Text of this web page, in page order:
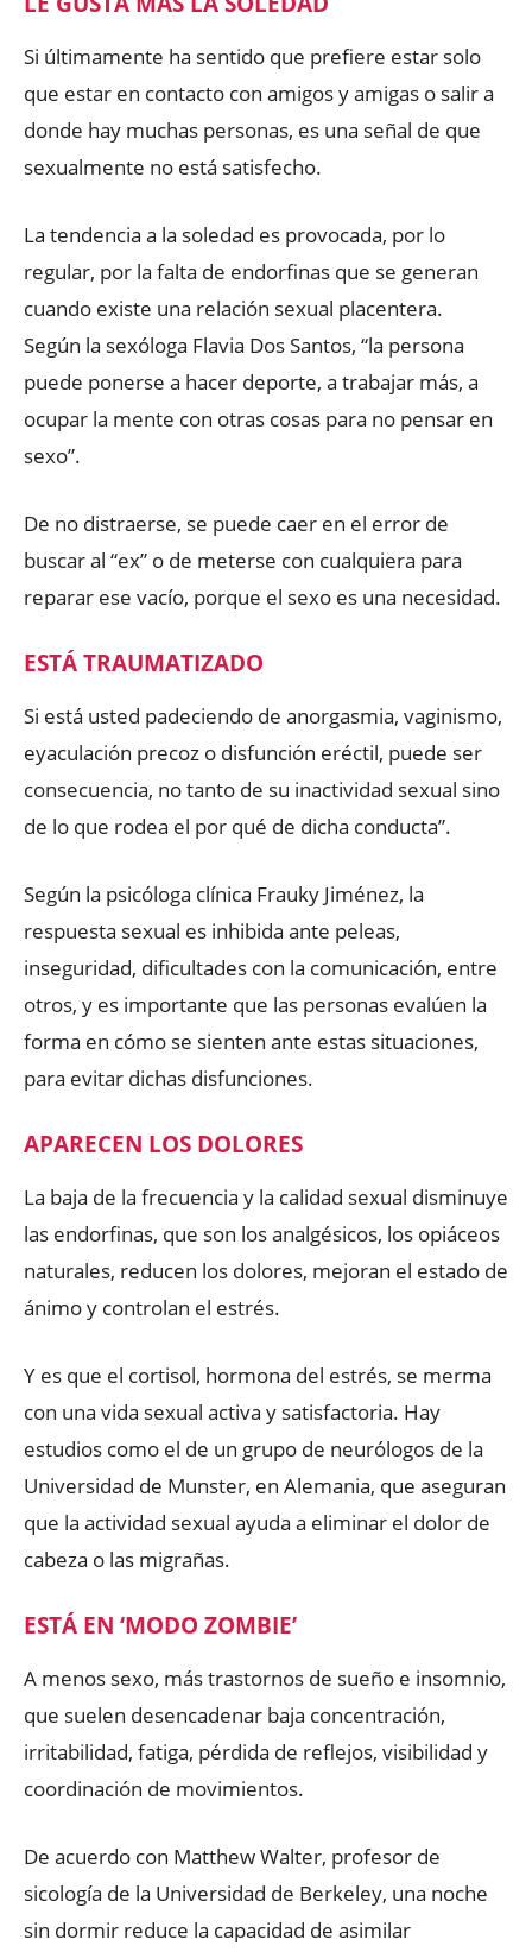
Si últimamente ha sentido que prefiere estar solo
que estar en contacto con amigos y amigas o salir a
donde hay muchas personas, es una señal de que
sexualmente no está satisfecho.
La tendencia a la soledad es provocada, por lo
regular, por la falta de endorfinas que se generan
cuando existe una relación sexual placentera.
Según la sexóloga Flavia Dos Santos, “la persona
puede ponerse a hacer deporte, a trabajar más, a
ocupar la mente con otras cosas para no pensar en
sexo”.
De no distraerse, se puede caer en el error de
buscar al “ex” o de meterse con cualquiera para
reparar ese vacío, porque el sexo es una necesidad.
ESTÁ TRAUMATIZADO
Si está usted padeciendo de anorgasmia, vaginismo,
eyaculación precoz o disfunción eréctil, puede ser
consecuencia, no tanto de su inactividad sexual sino
de lo que rodea el por qué de dicha conducta”.
Según la psicóloga clínica Frauky Jiménez, la
respuesta sexual es inhibida ante peleas,
inseguridad, dificultades con la comunicación, entre
otros, y es importante que las personas evalúen la
forma en cómo se sienten ante estas situaciones,
para evitar dichas disfunciones.
APARECEN LOS DOLORES
La baja de la frecuencia y la calidad sexual disminuye
las endorfinas, que son los analgésicos, los opiáceos
naturales, reducen los dolores, mejoran el estado de
ánimo y controlan el estrés.
Y es que el cortisol, hormona del estrés, se merma
con una vida sexual activa y satisfactoria. Hay
estudios como el de un grupo de neurólogos de la
Universidad de Munster, en Alemania, que aseguran
que la actividad sexual ayuda a eliminar el dolor de
cabeza o las migrañas.
ESTÁ EN ‘MODO ZOMBIE’
A menos sexo, más trastornos de sueño e insomnio,
que suelen desencadenar baja concentración,
irritabilidad, fatiga, pérdida de reflejos, visibilidad y
coordinación de movimientos.
De acuerdo con Matthew Walter, profesor de
sicología de la Universidad de Berkeley, una noche
sin dormir reduce la capacidad de asimilar